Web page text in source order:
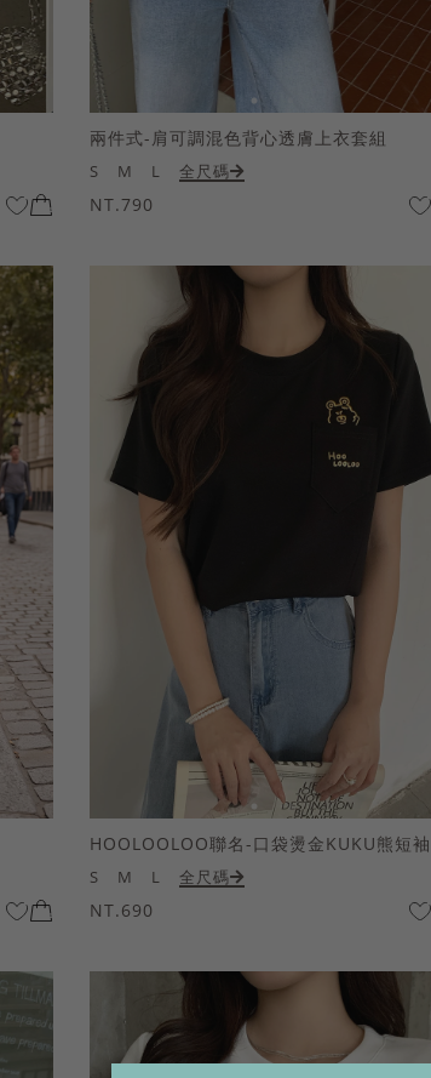
兩件式-肩可調混色背心透膚上衣套組
S M L 全尺碼
NT.790
S M L 全尺碼
NT.690